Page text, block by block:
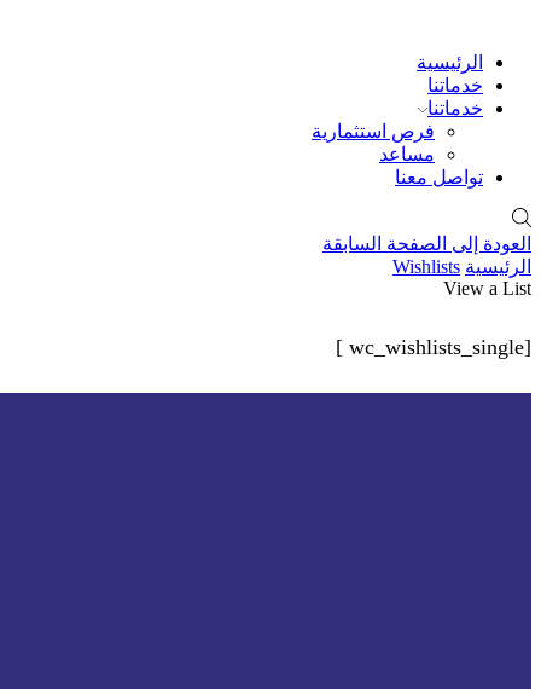
الرئيسية
خدماتنا
خدماتنا
فرص استثمارية
مساعد
تواصل معنا
العودة إلى الصفحة السابقة
الرئيسية Wishlists
View a List
[wc_wishlists_single ]